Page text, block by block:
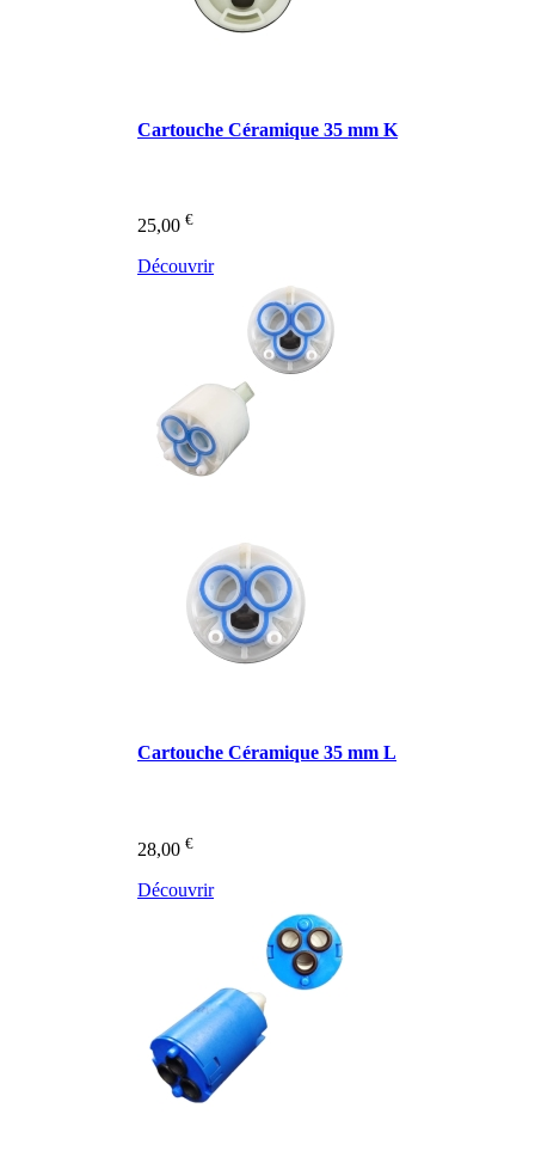
Cartouche Céramique 35 mm K
25,00 €
Découvrir
Cartouche Céramique 35 mm L
28,00 €
Découvrir